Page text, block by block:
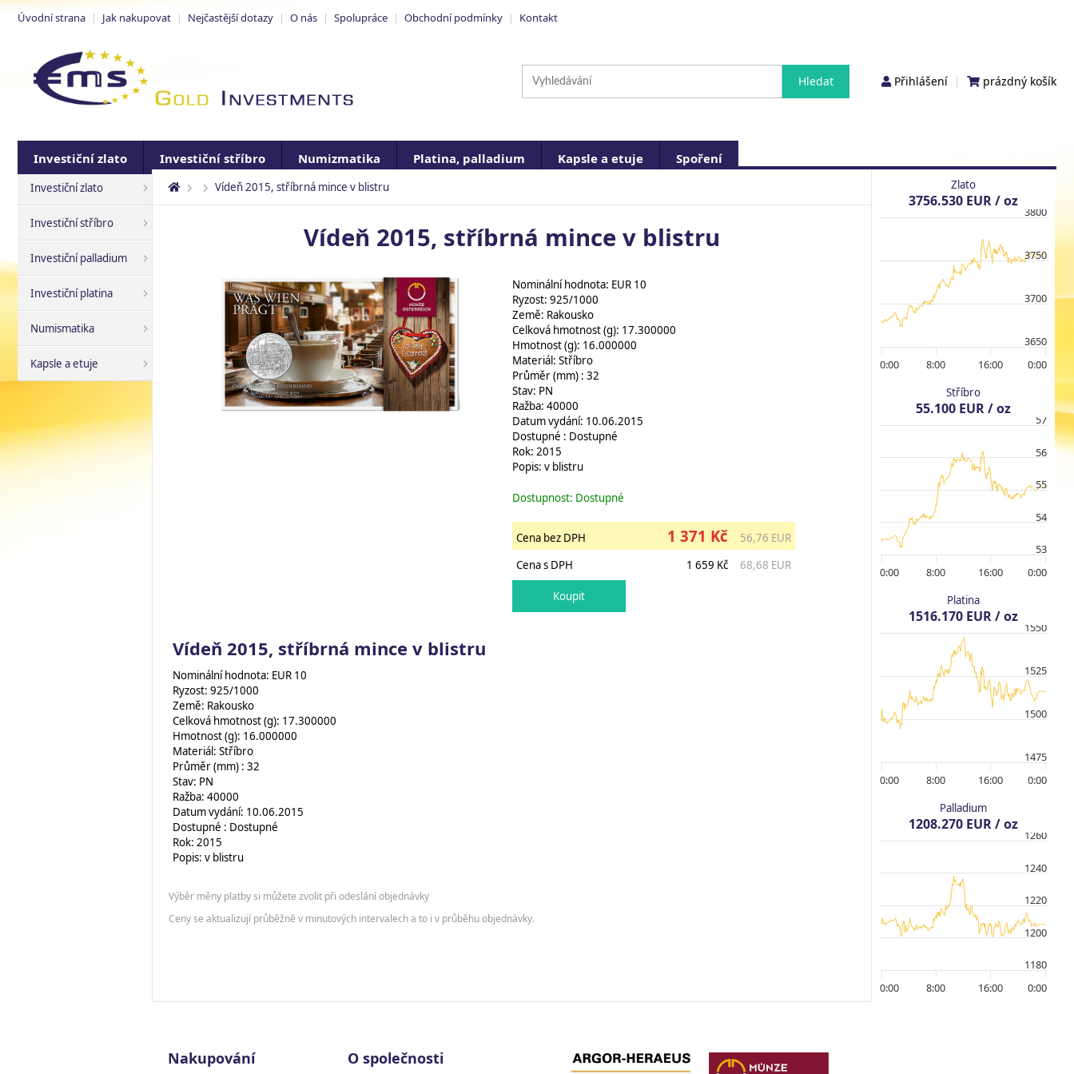
Úvodní strana | Jak nakupovat | Nejčastější dotazy | O nás | Spolupráce | Obchodní podmínky | Kontakt
Přihlášení | prázdný košík
Investiční zlato Investiční stříbro Numizmatika Platina, palladium Kapsle a etuje Spoření
Investiční zlato
Investiční stříbro
Investiční palladium
Investiční platina
Numismatika
Kapsle a etuje
Vídeň 2015, stříbrná mince v blistru
Vídeň 2015, stříbrná mince v blistru
Nominální hodnota: EUR 10
Ryzost: 925/1000
Země: Rakousko
Celková hmotnost (g): 17.300000
Hmotnost (g): 16.000000
Materiál: Stříbro
Průměr (mm) : 32
Stav: PN
Ražba: 40000
Datum vydání: 10.06.2015
Dostupné : Dostupné
Rok: 2015
Popis: v blistru
Dostupnost: Dostupné
Cena bez DPH 1 371 Kč
56,76 EUR
Cena s DPH
1 659 Kč 68,68 EUR
Vídeň 2015, stříbrná mince v blistru
Nominální hodnota: EUR 10
Ryzost: 925/1000
Země: Rakousko
Celková hmotnost (g): 17.300000
Hmotnost (g): 16.000000
Materiál: Stříbro
Průměr (mm) : 32
Stav: PN
Ražba: 40000
Datum vydání: 10.06.2015
Dostupné : Dostupné
Rok: 2015
Popis: v blistru
Výběr měny platby si můžete zvolit při odeslání objednávky
Ceny se aktualizují průběžně v minutových intervalech a to i v průběhu objednávky.
Zlato
3756.530 EUR / oz
0:00 8:00 16:00 0:00
3650
3700
3750
3800
Stříbro
55.100 EUR / oz
0:00 8:00 16:00 0:00
53
54
55
56
57
Platina
1516.170 EUR / oz
0:00 8:00 16:00 0:00
1475
1500
1525
1550
Palladium
1208.270 EUR / oz
0:00 8:00 16:00 0:00
1180
1200
1220
1240
1260
Nakupování O společnosti